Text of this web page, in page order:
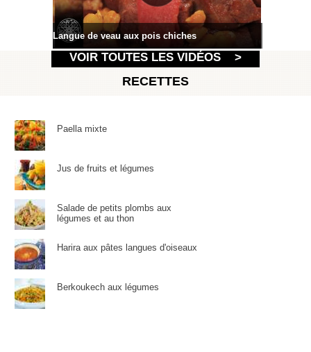
Langue de veau aux pois chiches
VOIR TOUTES LES VIDÉOS >
RECETTES
Paella mixte
Jus de fruits et légumes
Salade de petits plombs aux
légumes et au thon
Harira aux pâtes langues d'oiseaux
Berkoukech aux légumes